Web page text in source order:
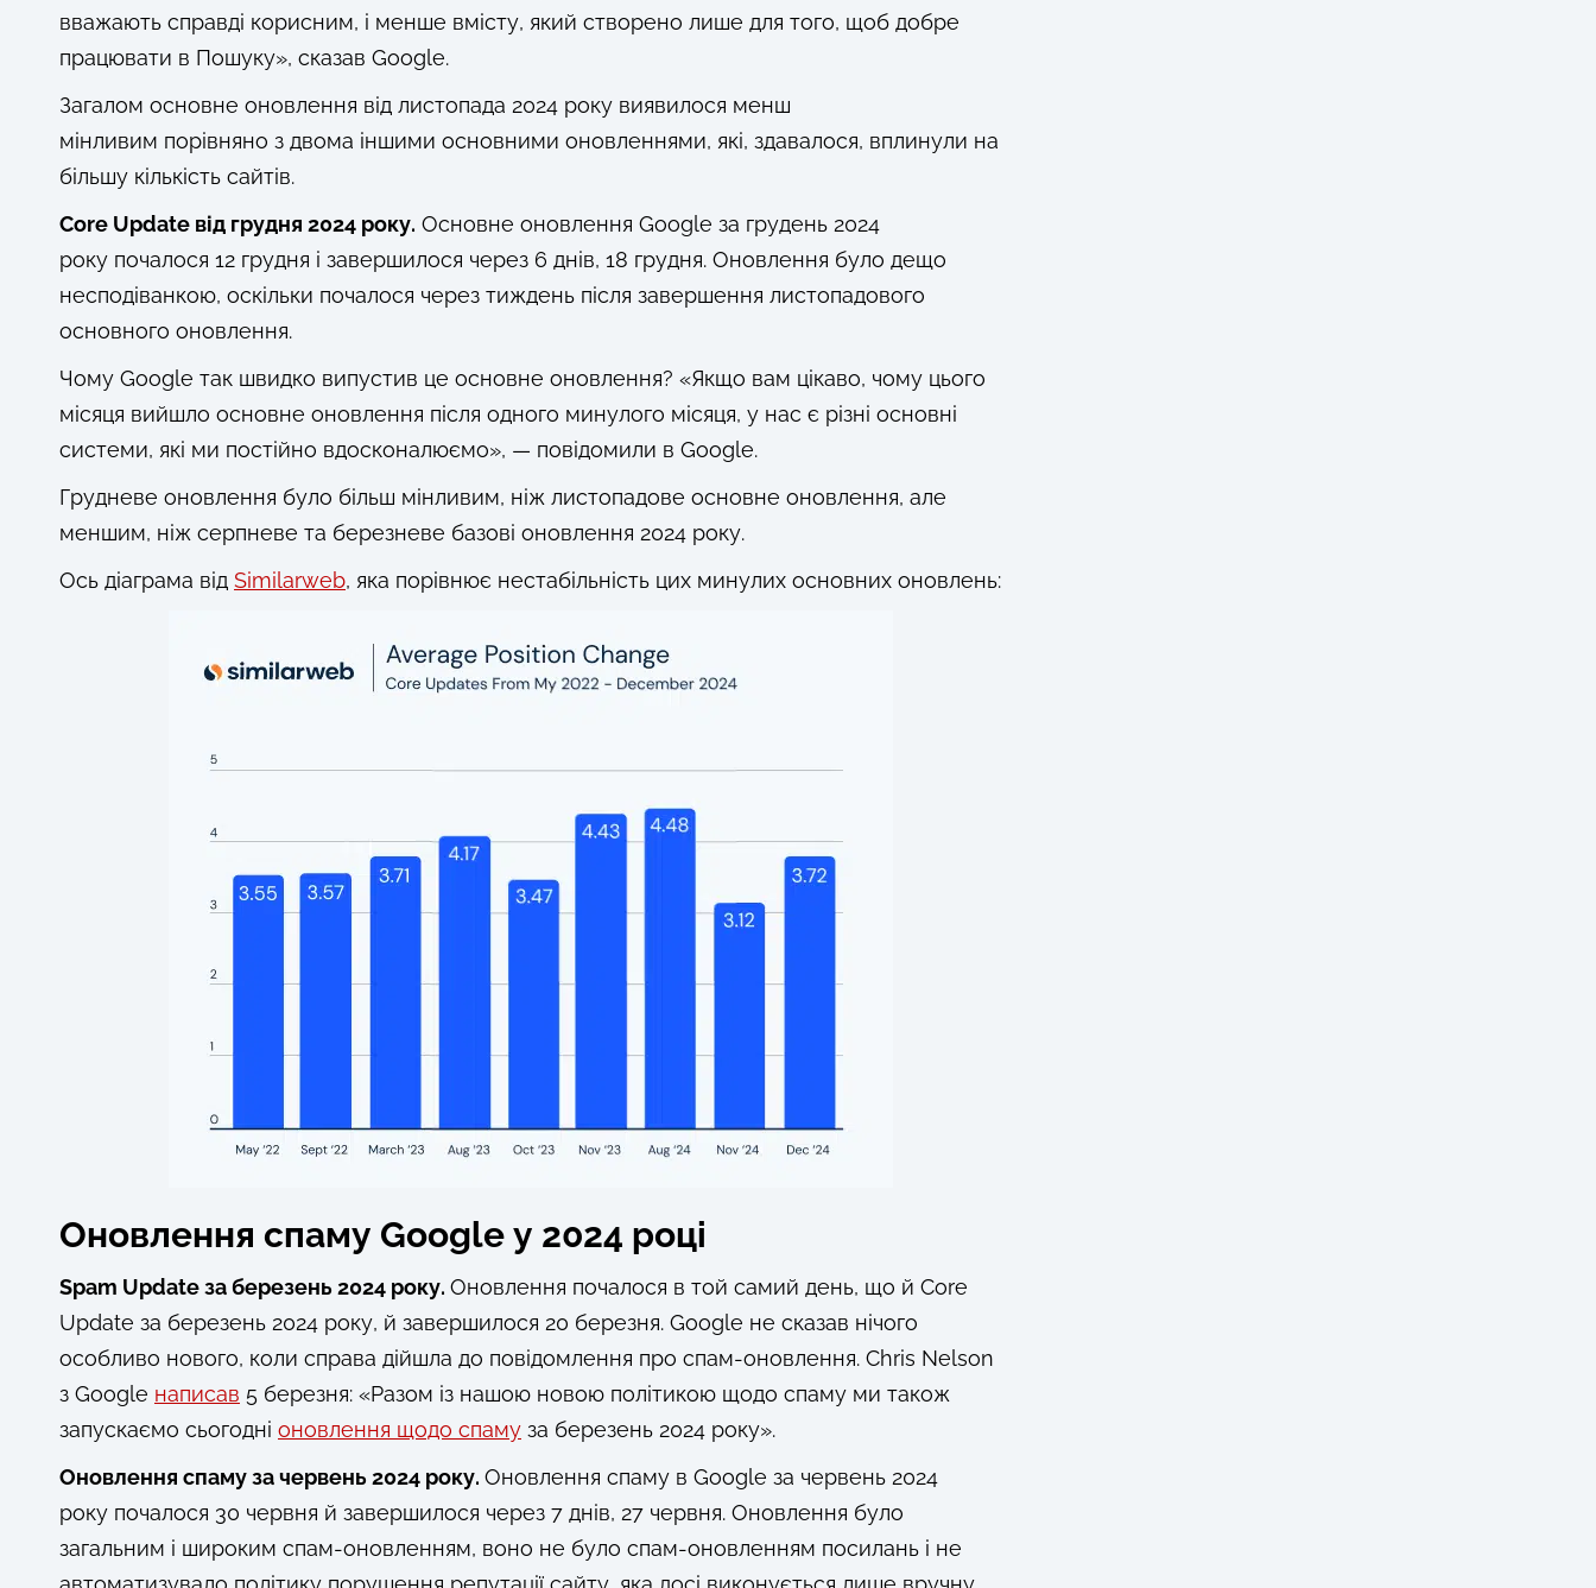
вважають справді корисним, і менше вмісту, який створено лише для того, щоб добре
працювати в Пошуку», сказав Google.
Загалом основне оновлення від листопада 2024 року виявилося менш
мінливим порівняно з двома іншими основними оновленнями, які, здавалося, вплинули на
більшу кількість сайтів.
Core Update від грудня 2024 року. Основне оновлення Google за грудень 2024
року почалося 12 грудня і завершилося через 6 днів, 18 грудня. Оновлення було дещо
несподіванкою, оскільки почалося через тиждень після завершення листопадового
основного оновлення.
Чому Google так швидко випустив це основне оновлення? «Якщо вам цікаво, чому цього
місяця вийшло основне оновлення після одного минулого місяця, у нас є різні основні
системи, які ми постійно вдосконалюємо», — повідомили в Google.
Грудневе оновлення було більш мінливим, ніж листопадове основне оновлення, але
меншим, ніж серпневе та березневе базові оновлення 2024 року.
Ось діаграма від Similarweb, яка порівнює нестабільність цих минулих основних оновлень:
Оновлення спаму Google у 2024 році
Spam Update за березень 2024 року. Оновлення почалося в той самий день, що й Core
Update за березень 2024 року, й завершилося 20 березня. Google не сказав нічого
особливо нового, коли справа дійшла до повідомлення про спам-оновлення. Chris Nelson
з Google написав 5 березня: «Разом із нашою новою політикою щодо спаму ми також
запускаємо сьогодні оновлення щодо спаму за березень 2024 року».
Оновлення спаму за червень 2024 року. Оновлення спаму в Google за червень 2024
року почалося 30 червня й завершилося через 7 днів, 27 червня. Оновлення було
загальним і широким спам-оновленням, воно не було спам-оновленням посилань і не